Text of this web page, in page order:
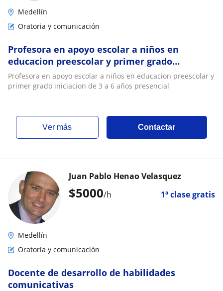
Medellín
Oratoria y comunicación
Profesora en apoyo escolar a niños en
educacion preescolar y primer grado
iniciacion de 3 a 6 años presencial
Profesora en apoyo escolar a niños en educacion preescolar y
primer grado iniciacion de 3 a 6 años presencial
ver más Contactar
$5000/h 1ª clase gratis
Juan Pablo Henao Velasquez
Medellín
Oratoria y comunicación
Docente de desarrollo de habilidades
comunicativas